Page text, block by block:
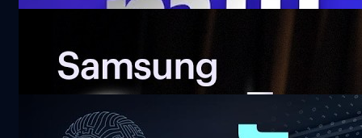
558.1k views 16 days ago
ไอเดียเด็ด Pitching โหดกับโจทย์สุดหิน ! True
ALPHA 2026